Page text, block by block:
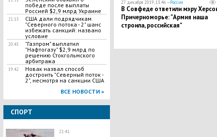
победе после выплаты
Россией $2,9 млрд Украине
21:15
США дали подрядчикам
"Северного потока - 2" шанс
избежать санкций: названо
условие
20:45
​"Газпром" выплатил
"Нафтогазу" $2,9 млрд по
решению Стокгольмского
арбитража
19:42
Новак назвал способ
достроить "Северный поток -
2", несмотря на санкции США
ВСЕ НОВОСТИ »
СПОРТ
21:41
27 декабря 2019, 13:46 —Россия
​В Совфеде ответили мэру
Причерноморье: "Армия наша
строила, российская"